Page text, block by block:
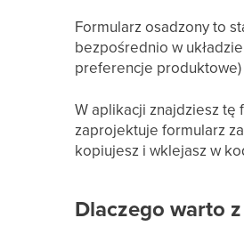
Formularz osadzony to
bezpośrednio w
preferencje produktowe)
W aplikacji znajdziesz tę
zaprojektuje formularz
kopiujesz i wklejasz w
Dlaczego warto